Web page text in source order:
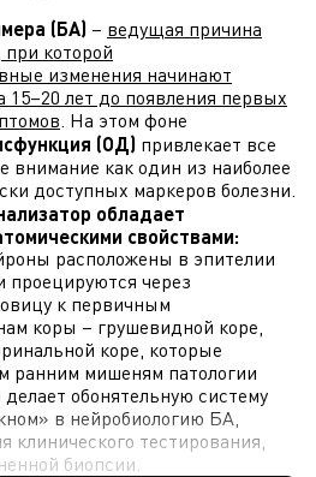
(БА) – ведущая причина
которой
изменения начинают
15–20 лет до появления первых
. На этом фоне
(ОД) привлекает все
внимание как один из наиболее
доступных маркеров болезни.
обладает
свойствами:
расположены в эпителии
проецируются через
к первичным
коры – грушевидной коре,
коре, которые
ранним мишеням патологии
обонятельную систему
в нейробиологию БА,
клинического тестирования,
биопсии.